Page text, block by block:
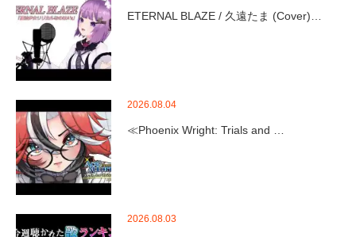
ETERNAL BLAZE / 久遠たま (Cover)…
2026.08.04
≪Phoenix Wright: Trials and …
2026.08.03